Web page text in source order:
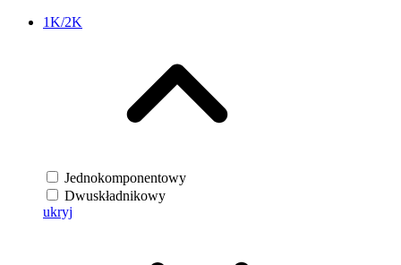
1K/2K
Jednokomponentowy
Dwuskładnikowy
ukryj